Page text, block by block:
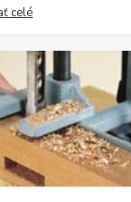
celé